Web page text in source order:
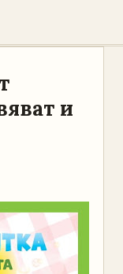
и